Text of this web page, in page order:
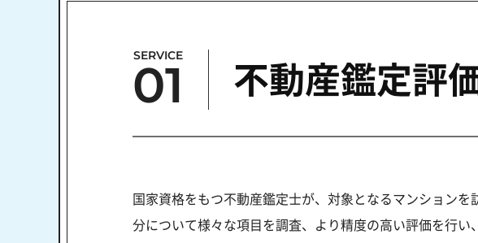
SERVICE
01 不動産鑑定評
国家資格をもつ不動産鑑定士が、対象となるマンションを
分について様々な項目を調査、より精度の高い評価を行い